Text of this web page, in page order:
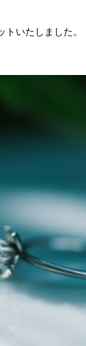
いたしました。